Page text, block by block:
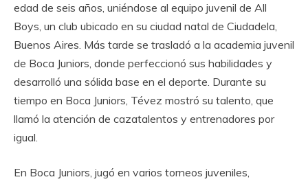
edad de seis años, uniéndose al equipo juvenil de All
Boys, un club ubicado en su ciudad natal de Ciudadela,
Buenos Aires. Más tarde se trasladó a la academia juvenil
de Boca Juniors, donde perfeccionó sus habilidades y
desarrolló una sólida base en el deporte. Durante su
tiempo en Boca Juniors, Tévez mostró su talento, que
llamó la atención de cazatalentos y entrenadores por
igual.
En Boca Juniors, jugó en varios torneos juveniles,